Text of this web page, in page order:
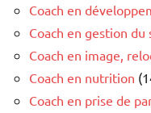
Coach en
Coach en gestion du
Coach en image,
Coach en nutrition
Coach en prise de